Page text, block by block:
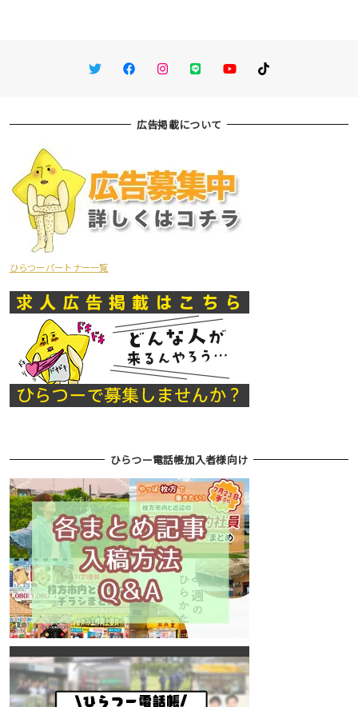
TwitterFacebookInstagram
LINE You TubeTikTok
広告掲載について
ひらつーパートナー一覧
ひらつー電話帳加入者様向け